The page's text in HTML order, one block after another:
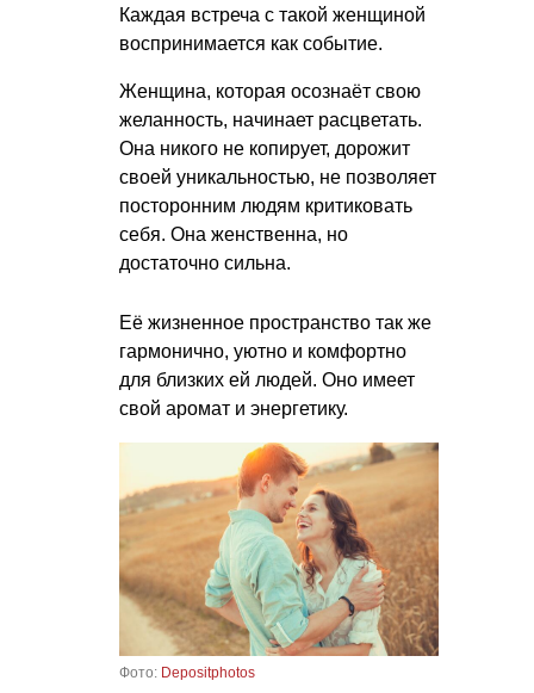
Каждая встреча с такой женщиной
воспринимается как событие.
Женщина, которая осознаёт свою
желанность, начинает расцветать.
Она никого не копирует, дорожит
своей уникальностью, не позволяет
посторонним людям критиковать
себя. Она женственна, но
достаточно сильна.
Её жизненное пространство так же
гармонично, уютно и комфортно
для близких ей людей. Оно имеет
свой аромат и энергетику.
Фото: Depositphotos